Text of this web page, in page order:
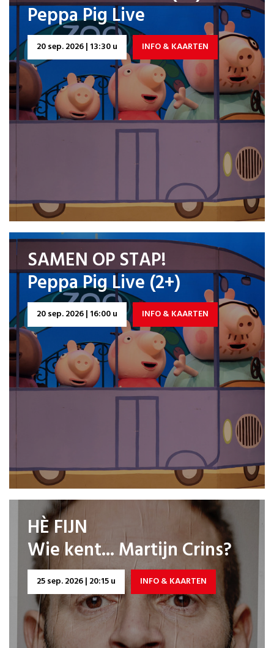
Peppa Pig Live
20 sep. 2026 | 13:30 u INFO & KAARTEN
SAMEN OP STAP!
Peppa Pig Live (2+)
20 sep. 2026 | 16:00 u INFO & KAARTEN
HÈ FIJN
Wie kent... Martijn Crins?
25 sep. 2026 | 20:15 u INFO & KAARTEN